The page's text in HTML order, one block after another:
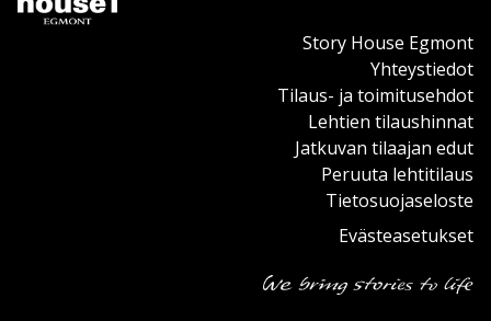
Story House Egmont
Yhteystiedot
Tilaus- ja toimitusehdot
Lehtien tilaushinnat
Jatkuvan tilaajan edut
Peruuta lehtitilaus
Tietosuojaseloste
Evästeasetukset